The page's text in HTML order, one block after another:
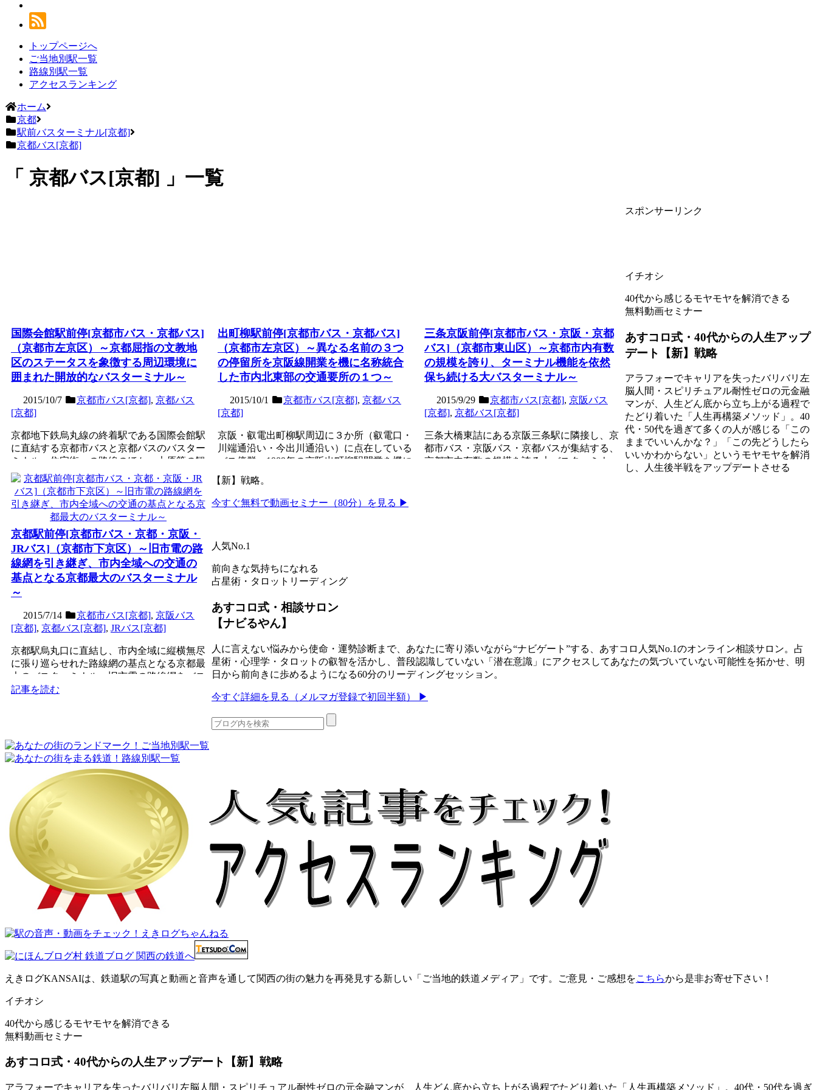
トップページへ
ご当地別駅一覧
路線別駅一覧
アクセスランキング
ホーム
京都
駅前バスターミナル[京都]
京都バス[京都]
京都バス[京都] 一覧
国際会館駅前停[京都市バス・京都バス]
（京都市左京区）～京都屈指の文教地
区のステータスを象徴する周辺環境に
囲まれた開放的なバスターミナル～
2015/10/7 京都市バス[京都], 京都バス
[京都]
京都地下鉄烏丸線の終着駅である国際会館駅
に直結する京都市バスと京都バスのバスター
ミナル。住宅街への路線のほか、大原等の観
光地へ向かう路線の起...
記事を読む
出町柳駅前停[京都市バス・京都バス]
（京都市左京区）～異なる名前の３つ
の停留所を京阪線開業を機に名称統合
した市内北東部の交通要所の１つ～
2015/10/1 京都市バス[京都], 京都バス
[京都]
京阪・叡電出町柳駅周辺に３か所（叡電口・
川端通沿い・今出川通沿い）に点在している
バス停群。1989年の京阪出町柳駅開業を機に
名称を統合。市内...
記事を読む
三条京阪前停[京都市バス・京阪・京都
バス]（京都市東山区）～京都市内有数
の規模を誇り、ターミナル機能を依然
保ち続ける大バスターミナル～
2015/9/29 京都市バス[京都], 京阪バス
[京都], 京都バス[京都]
三条大橋東詰にある京阪三条駅に隣接し、京
都市バス・京阪バス・京都バスが集結する、
京都市内有数の規模を誇る大バスターミナ
京都駅前停[京都市バス・京都・京阪・
JRバス]（京都市下京区）～旧市電の路
線網を引き継ぎ、市内全域への交通の
基点となる京都最大のバスターミナル
～
2015/7/14 京都市バス[京都], 京阪バス
[京都], 京都バス[京都], JRバス[京都]
京都駅烏丸口に直結し、市内全域に縦横無尽
に張り巡らせれた路線網の基点となる京都最
大のバスターミナル。旧市電の路線網をバス
が引き継いだ京都では...
記事を読む
スポンサーリンク
イチオシ
40代から感じるモヤモヤを解消できる
無料動画セミナー
あすコロ式・40代からの人生アップ
デート【新】戦略
アラフォーでキャリアを失ったバリバリ左
脳人間・スピリチュアル耐性ゼロの元金融
マンが、人生どん底から立ち上がる過程で
たどり着いた「人生再構築メソッド」。40
代・50代を過ぎて多くの人が感じる「この
ままでいいんかな？」「この先どうしたら
いいかわからない」というモヤモヤを解消
し、人生後半戦をアップデートさせる
【新】戦略。
今すぐ無料で動画セミナー（80分）を見る ▶
人気No.1
前向きな気持ちになれる
占星術・タロットリーディング
あすコロ式・相談サロン
【ナビるやん】
人に言えない悩みから使命・運勢診断まで、あなたに寄り添いながら“ナビゲート”する、あすコロ人気No.1のオンライン相談サロン。占
星術・心理学・タロットの叡智を活かし、普段認識していない「潜在意識」にアクセスしてあなたの気づいていない可能性を拓かせ、明
日から前向きに歩めるようになる60分のリーディングセッション。
今すぐ詳細を見る（メルマガ登録で初回半額） ▶
えきログKANSAIは、鉄道駅の写真と動画と音声を通して関西の街の魅力を再発見する新しい「ご当地的鉄道メディア」です。ご意見・ご感想をこちらから是非お寄せ下さい！
イチオシ
40代から感じるモヤモヤを解消できる
無料動画セミナー
あすコロ式・40代からの人生アップデート【新】戦略
アラフォーでキャリアを失ったバリバリ左脳人間・スピリチュアル耐性ゼロの元金融マンが、人生どん底から立ち上がる過程でたどり着いた「人生再構築メソッド」。40代・50代を過ぎ